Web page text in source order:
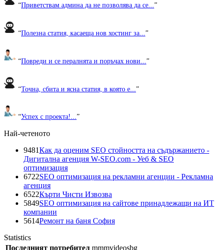
“Приветствам админа да не позволява да се...”
“Полезна статия, касаеща нов хостинг за... ”
“Повреди и се пералнята и поръчах нови... ”
“Точна, сбита и ясна статия, в която е... ”
“Успех с проекта!...”
Най-четеното
9481Как да оценим SEO стойността на съдържанието -
Дигитална агенция W-SEO.com - Уеб & SEO
оптимизация
6722SEO оптимизация на рекламни агенции - Рекламна
агенция
6522Кърти Чисти Извозва
5849SEO оптимизация на сайтове принадлежащи на ИТ
компании
5614Ремонт на баня София
Statistics
Последният потребител mmmvideosbg